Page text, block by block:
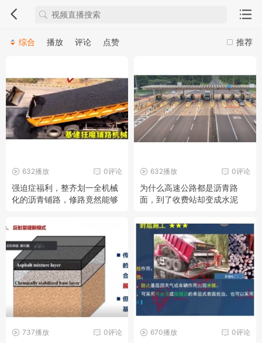
推荐
综合 播放 评论 点赞
0评论
632播放
强迫症福利，整齐划一全机械
化的沥青铺路，修路竟然能够
0评论
632播放
为什么高速公路都是沥青路
面，到了收费站却变成水泥
0评论
737播放 0评论
670播放